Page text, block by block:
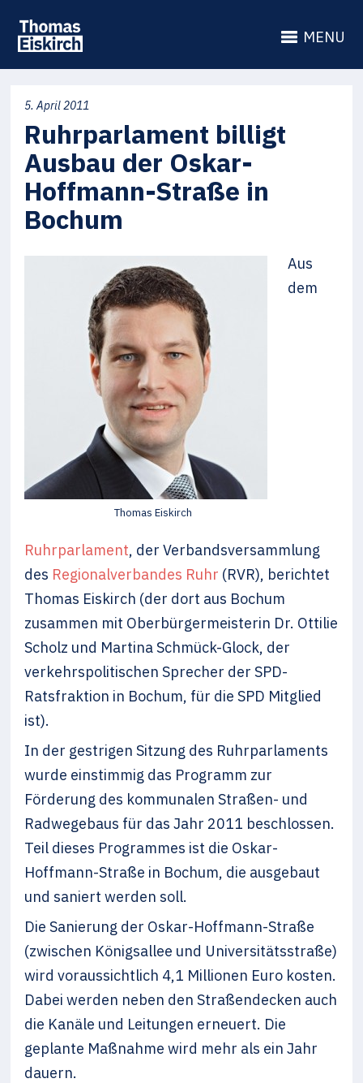
MENU
5. April 2011
Ruhrparlament billigt
Ausbau der Oskar-
Hoffmann-Straße in
Bochum
Thomas Eiskirch
Aus
dem
Ruhrparlament, der Verbandsversammlung
des Regionalverbandes Ruhr (RVR), berichtet
Thomas Eiskirch (der dort aus Bochum
zusammen mit Oberbürgermeisterin Dr. Ottilie
Scholz und Martina Schmück-Glock, der
verkehrspolitischen Sprecher der SPD-
Ratsfraktion in Bochum, für die SPD Mitglied
ist).
In der gestrigen Sitzung des Ruhrparlaments
wurde einstimmig das Programm zur
Förderung des kommunalen Straßen- und
Radwegebaus für das Jahr 2011 beschlossen.
Teil dieses Programmes ist die Oskar-
Hoffmann-Straße in Bochum, die ausgebaut
und saniert werden soll.
Die Sanierung der Oskar-Hoffmann-Straße
(zwischen Königsallee und Universitätsstraße)
wird voraussichtlich 4,1 Millionen Euro kosten.
Dabei werden neben den Straßendecken auch
die Kanäle und Leitungen erneuert. Die
geplante Maßnahme wird mehr als ein Jahr
dauern.